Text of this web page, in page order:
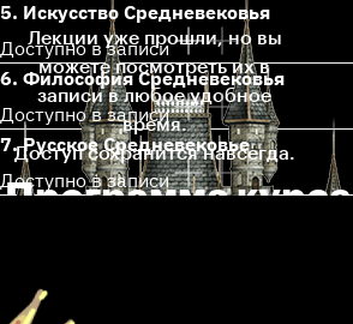
Лекции уже прошли, но вы
можете посмотреть их в
записи в любое удобное
время.
Доступ сохранится навсегда.
Программа курса
5. Искусство Средневековья
Доступно в записи
6. Философия Средневековья
Доступно в записи
7. Русское Средневековье
Доступно в записи